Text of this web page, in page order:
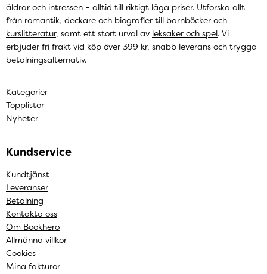
åldrar och intressen – alltid till riktigt låga priser. Utforska allt
från romantik, deckare och biografier till barnböcker och
kurslitteratur, samt ett stort urval av leksaker och spel. Vi
erbjuder fri frakt vid köp över 399 kr, snabb leverans och trygga
betalningsalternativ.
Kategorier
Topplistor
Nyheter
Kundservice
Kundtjänst
Leveranser
Betalning
Kontakta oss
Om Bookhero
Allmänna villkor
Cookies
Mina fakturor